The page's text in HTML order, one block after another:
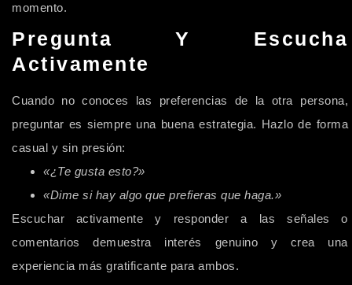
momento.
Pregunta Y Escucha
Activamente
Cuando no conoces las preferencias de la otra persona,
preguntar es siempre una buena estrategia. Hazlo de forma
casual y sin presión:
«¿Te gusta esto?»
«Dime si hay algo que prefieras que haga.»
Escuchar activamente y responder a las señales o
comentarios demuestra interés genuino y crea una
experiencia más gratificante para ambos.